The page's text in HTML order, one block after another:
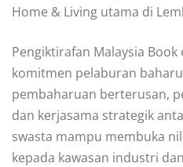
Home & Living utama di
Pengiktirafan Malaysia
komitmen pelaburan
pembaharuan berterusan,
dan kerjasama strategik
swasta mampu membuka
kepada kawasan industri